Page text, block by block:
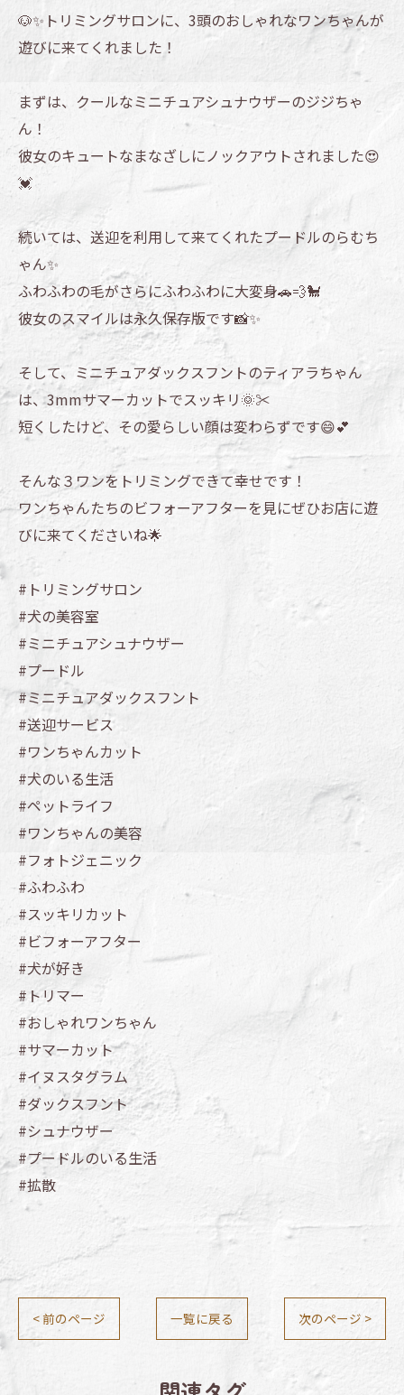
🐶✨トリミングサロンに、3頭のおしゃれなワンちゃんが
遊びに来てくれました！
まずは、クールなミニチュアシュナウザーのジジちゃ
ん！
彼女のキュートなまなざしにノックアウトされました😍
💓
続いては、送迎を利用して来てくれたプードルのらむち
ゃん✨
ふわふわの毛がさらにふわふわに大変身🚗💨🐩
彼女のスマイルは永久保存版です📸✨
そして、ミニチュアダックスフントのティアラちゃん
は、3mmサマーカットでスッキリ🌞✂️
短くしたけど、その愛らしい顔は変わらずです😄💕
そんな３ワンをトリミングできて幸せです！
ワンちゃんたちのビフォーアフターを見にぜひお店に遊
びに来てくださいね🌟
#トリミングサロン
#犬の美容室
#ミニチュアシュナウザー
#プードル
#ミニチュアダックスフント
#送迎サービス
#ワンちゃんカット
#犬のいる生活
#ペットライフ
#ワンちゃんの美容
#フォトジェニック
#ふわふわ
#スッキリカット
#ビフォーアフター
#犬が好き
#トリマー
#おしゃれワンちゃん
#サマーカット
#イヌスタグラム
#ダックスフント
#シュナウザー
#プードルのいる生活
#拡散
< 前のページ 一覧に戻る 次のページ >